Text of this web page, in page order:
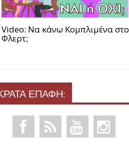
Video: Να κάνω Κομπλιμένα στο
Φλερτ;
ΕΠΑΦΗ: